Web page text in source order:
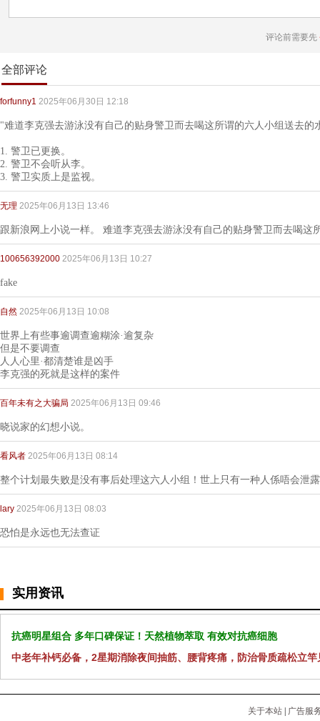
评论前需要先
全部评论
forfunny1 2025年06月30日 12:18
"难道李克强去游泳没有自己的贴身警卫而去喝这所谓的六人小组送去的
1. 警卫已更换。
2. 警卫不会听从李。
3. 警卫实质上是监视。
无理 2025年06月13日 13:46
跟新浪网上小说一样。 难道李克强去游泳没有自己的贴身警卫而去喝这
100656392000 2025年06月13日 10:27
fake
自然 2025年06月13日 10:08
世界上有些事逾调查逾糊涂·逾复杂
但是不要调查
人人心里·都清楚谁是凶手
李克强的死就是这样的案件
百年未有之大骗局 2025年06月13日 09:46
晓说家的幻想小说。
看风者 2025年06月13日 08:14
整个计划最失败是没有事后处理这六人小组！世上只有一种人係唔会泄
lary 2025年06月13日 08:03
恐怕是永远也无法查证
实用资讯
抗癌明星组合 多年口碑保证！天然植物萃取 有效对抗癌细胞
中老年补钙必备，2星期消除夜间抽筋、腰背疼痛，防治骨质疏松立竿
关于本站
广告服